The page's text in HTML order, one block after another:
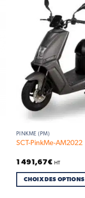
PINKME (PM)
SCT-PinkMe-AM2022
1 491,67€ HT
CHOIX DES OPTIONS